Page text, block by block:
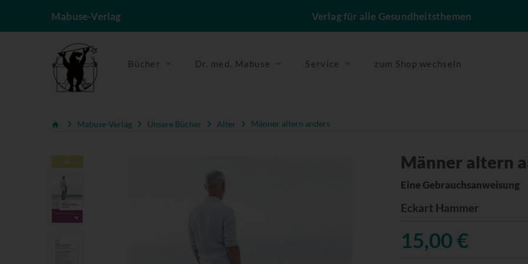
Mabuse-Verlag Verlag für alle Gesundheitsthemen
Bücher Dr. med. Mabuse Service zum Shop wechseln
Mabuse-Verlag Unsere Bücher Alter Männer altern anders
Männer altern
Eine Gebrauchsanweisung
Eckart Hammer
15,00 €